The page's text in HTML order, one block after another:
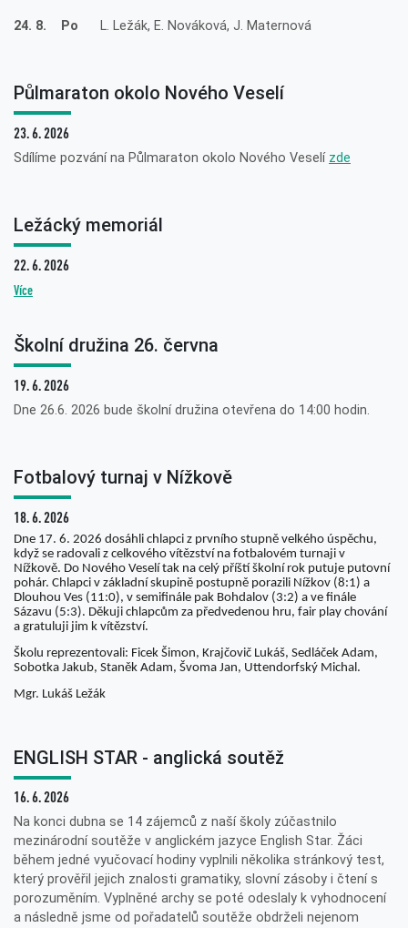
24. 8. Po L. Ležák, E. Nováková, J. Maternová
Půlmaraton okolo Nového Veselí
23. 6. 2026
Sdílíme pozvání na Půlmaraton okolo Nového Veselí zde
Ležácký memoriál
22. 6. 2026
Více
Školní družina 26. června
19. 6. 2026
Dne 26.6. 2026 bude školní družina otevřena do 14:00 hodin.
Fotbalový turnaj v Nížkově
18. 6. 2026
Dne 17. 6. 2026 dosáhli chlapci z prvního stupně velkého úspěchu,
když se radovali z celkového vítězství na fotbalovém turnaji v
Nížkově. Do Nového Veselí tak na celý příští školní rok putuje putovní
pohár. Chlapci v základní skupině postupně porazili Nížkov (8:1) a
Dlouhou Ves (11:0), v semifinále pak Bohdalov (3:2) a ve finále
Sázavu (5:3). Děkuji chlapcům za předvedenou hru, fair play chování
a gratuluji jim k vítězství.
Školu reprezentovali: Ficek Šimon, Krajčovič Lukáš, Sedláček Adam,
Sobotka Jakub, Staněk Adam, Švoma Jan, Uttendorfský Michal.
Mgr. Lukáš Ležák
ENGLISH STAR - anglická soutěž
16. 6. 2026
Na konci dubna se 14 zájemců z naší školy zúčastnilo
mezinárodní soutěže v anglickém jazyce English Star. Žáci
během jedné vyučovací hodiny vyplnili několika stránkový test,
který prověřil jejich znalosti gramatiky, slovní zásoby i čtení s
porozuměním. Vyplněné archy se poté odeslaly k vyhodnocení
a následně jsme od pořadatelů soutěže obdrželi nejenom